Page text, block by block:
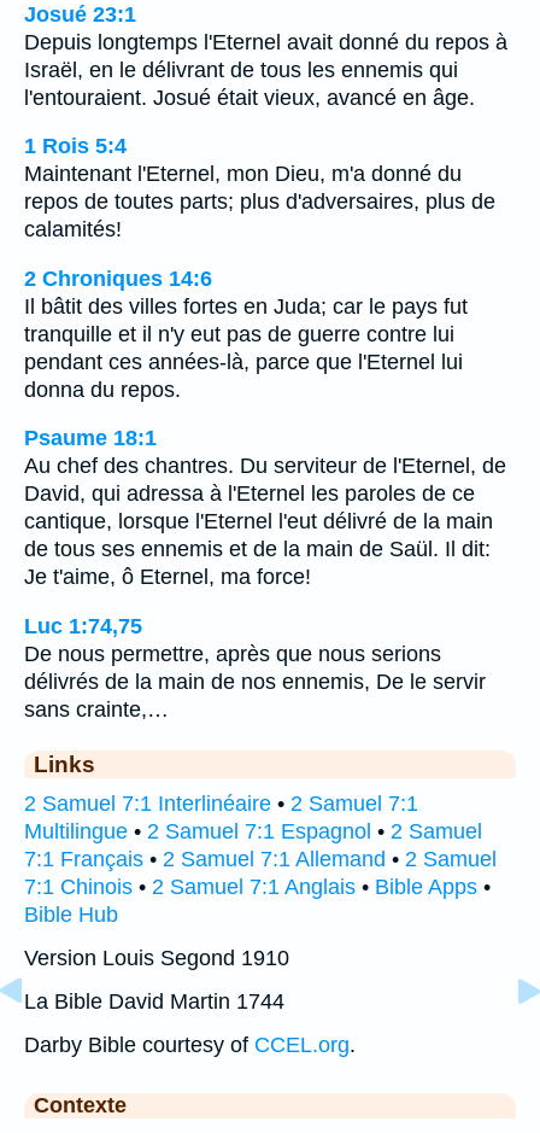
Josué 23:1
Depuis longtemps l'Eternel avait donné du repos à
Israël, en le délivrant de tous les ennemis qui
l'entouraient. Josué était vieux, avancé en âge.
1 Rois 5:4
Maintenant l'Eternel, mon Dieu, m'a donné du
repos de toutes parts; plus d'adversaires, plus de
calamités!
2 Chroniques 14:6
Il bâtit des villes fortes en Juda; car le pays fut
tranquille et il n'y eut pas de guerre contre lui
pendant ces années-là, parce que l'Eternel lui
donna du repos.
Psaume 18:1
Au chef des chantres. Du serviteur de l'Eternel, de
David, qui adressa à l'Eternel les paroles de ce
cantique, lorsque l'Eternel l'eut délivré de la main
de tous ses ennemis et de la main de Saül. Il dit:
Je t'aime, ô Eternel, ma force!
Luc 1:74,75
De nous permettre, après que nous serions
délivrés de la main de nos ennemis, De le servir
sans crainte,…
Links
2 Samuel 7:1 Interlinéaire • 2 Samuel 7:1
Multilingue • 2 Samuel 7:1 Espagnol • 2 Samuel
7:1 Français • 2 Samuel 7:1 Allemand • 2 Samuel
7:1 Chinois • 2 Samuel 7:1 Anglais • Bible Apps •
Bible Hub
Version Louis Segond 1910
La Bible David Martin 1744
Darby Bible courtesy of CCEL.org.
Contexte